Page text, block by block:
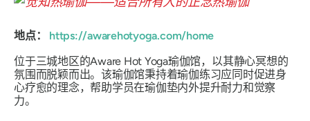
地点：
https://awarehotyoga.com/home
位于三城地区的Aware Hot Yoga瑜伽馆，以其静心冥想的
氛围而脱颖而出。该瑜伽馆秉持着瑜伽练习应同时促进身
心疗愈的理念，帮助学员在瑜伽垫内外提升耐力和觉察
力。